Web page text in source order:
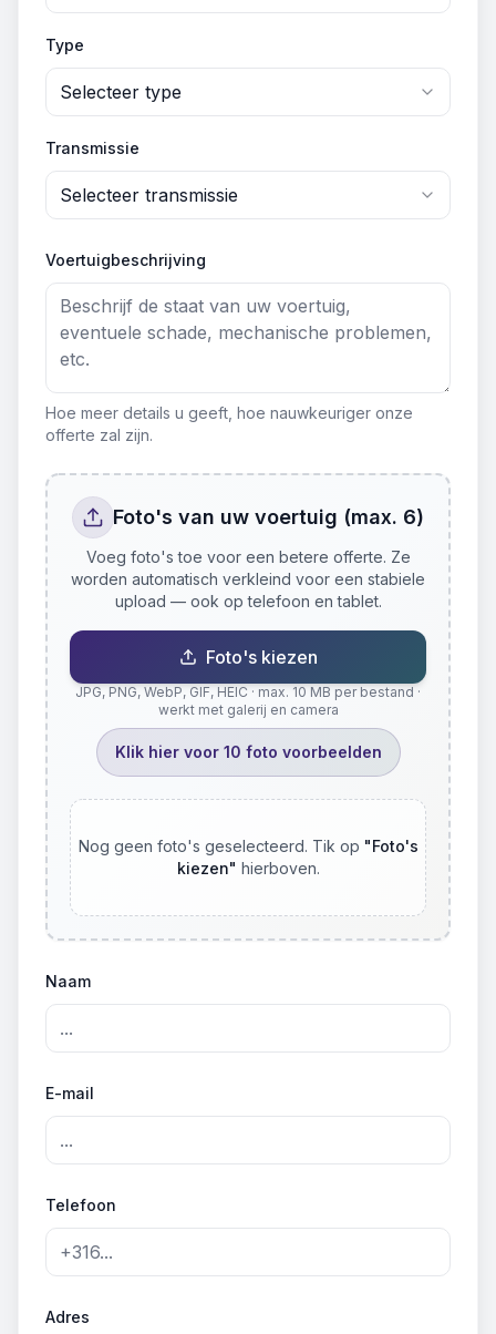
Type
Selecteer type
Transmissie
Selecteer transmissie
Voertuigbeschrijving
Hoe meer details u geeft, hoe nauwkeuriger onze
offerte zal zijn.
Foto's van uw voertuig (max. 6)
Voeg foto's toe voor een betere offerte. Ze
worden automatisch verkleind voor een stabiele
upload — ook op telefoon en tablet.
Foto's kiezen
JPG, PNG, WebP, GIF, HEIC · max. 10 MB per bestand ·
werkt met galerij en camera
Klik hier voor 10 foto voorbeelden
Nog geen foto's geselecteerd. Tik op "Foto's
kiezen" hierboven.
Naam
E-mail
Telefoon
Adres